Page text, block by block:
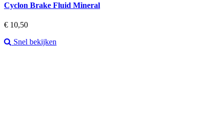
Cyclon Brake Fluid Mineral
Prijs
€ 10,50
Snel bekijken